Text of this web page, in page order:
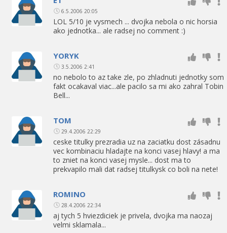
6.5.2006 20:05
LOL 5/10 je vysmech ... dvojka nebola o nic horsia
ako jednotka... ale radsej no comment :)
YORYK
3.5.2006 2:41
no nebolo to az take zle, po zhladnuti jednotky som
fakt ocakaval viac...ale pacilo sa mi ako zahral Tobin
Bell...
TOM
29.4.2006 22:29
ceske titulky prezradia uz na zaciatku dost zásadnu
vec kombinaciu hladajte na konci vasej hlavy! a ma
to zniet na konci vasej mysle... dost ma to
prekvapilo mali dat radsej titulkysk co boli na nete!
ROMINO
28.4.2006 22:34
aj tych 5 hviezdiciek je privela, dvojka ma naozaj
velmi sklamala...